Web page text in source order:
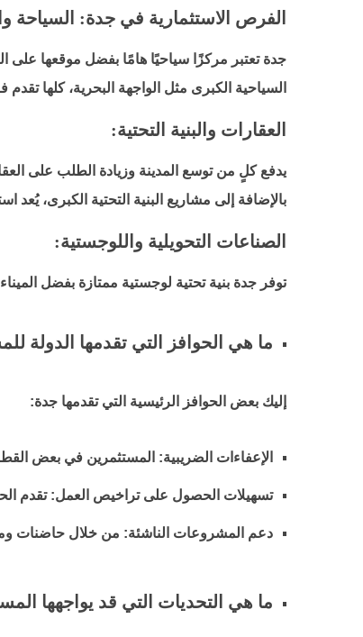
الفرص الاستثمارية في جدة: السياحة
جدة تعتبر مركزًا سياحيًا هامًا بفضل موقعها على
السياحية الكبرى مثل الواجهة البحرية، كلها تقدم
العقارات والبنية التحتية:
يدفع كلٍ من توسع المدينة وزيادة الطلب على
بالإضافة إلى مشاريع البنية التحتية الكبرى، يُعد
الصناعات التحويلية واللوجستية:
توفر جدة بنية تحتية لوجستية ممتازة بفضل
ما هي الحوافز التي تقدمها الدولة
إليك بعض الحوافز الرئيسية التي تقدمها جدة:
الإعفاءات الضريبية: المستثمرين في بعض
تسهيلات الحصول على تراخيص العمل:تقدم
دعم المشروعات الناشئة: من خلال حاضنات
ما هي التحديات التي قد يواجهها